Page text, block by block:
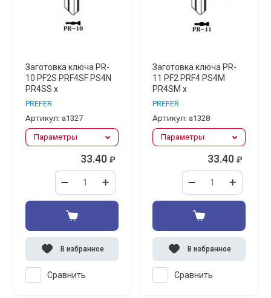
Заготовка ключа PR-
10 PF2S PRF4SF PS4N
PR4SS x
PREFER
Артикул: а1327
Параметры
33.40 ₽
Сравнить
В избранное
Заготовка ключа PR-
11 PF2 PRF4 PS4M
PR4SM x
PREFER
Артикул: а1328
Параметры
33.40 ₽
Сравнить
В избранное